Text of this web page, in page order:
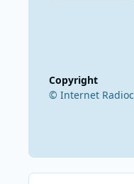
Copyright
© Internet